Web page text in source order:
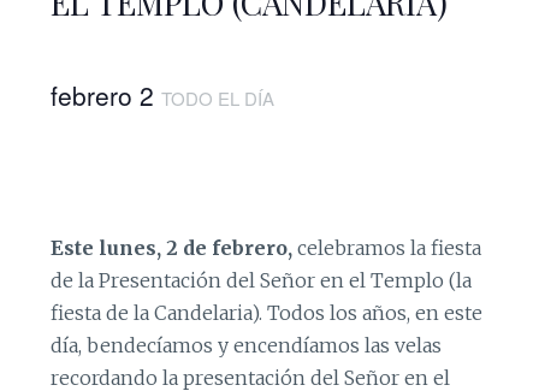
febrero 2TODO EL DÍA
Este lunes, 2 de febrero, celebramos la fiesta
de la Presentación del Señor en el Templo (la
fiesta de la Candelaria). Todos los años, en este
día, bendecíamos y encendíamos las velas
recordando la presentación del Señor en el